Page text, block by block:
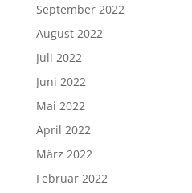
September 2022
August 2022
Juli 2022
Juni 2022
Mai 2022
April 2022
März 2022
Februar 2022